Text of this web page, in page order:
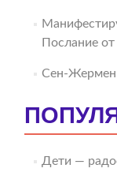
Послание
Сен-Жермен
Дети —